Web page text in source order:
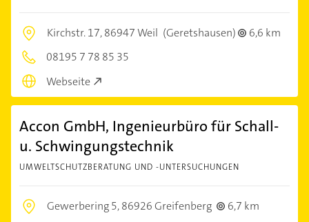
Kirchstr. 17,86947 Weil (Geretshausen)
6,6 km
08195 7 78 85 35
Webseite
Accon GmbH, Ingenieurbüro für Schall-
u. Schwingungstechnik
UMWELTSCHUTZBERATUNG UND -UNTERSUCHUNGEN
Gewerbering 5,86926 Greifenberg
6,7 km